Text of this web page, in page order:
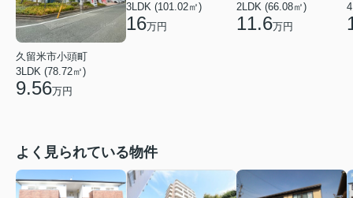
久留米市小頭町
3LDK (78.72㎡)
9.56万円
3LDK (101.02㎡)
16万円
2LDK (66.08㎡)
11.6万円
よく見られている物件